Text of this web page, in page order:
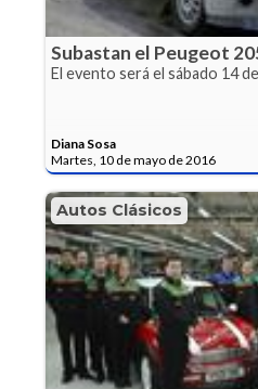
Subastan el Peugeot
El evento será el sábado 14
Diana Sosa
Martes, 10 de mayo de 2016
Autos Clásicos